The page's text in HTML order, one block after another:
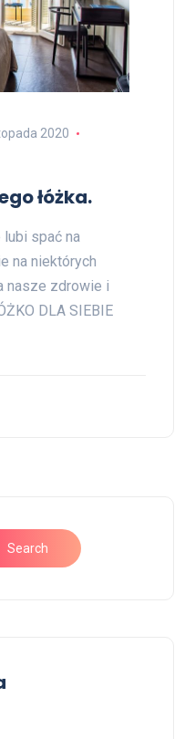
2020
łóżka.
lubi spać na
na niektórych
nasze zdrowie i
DLA SIEBIE